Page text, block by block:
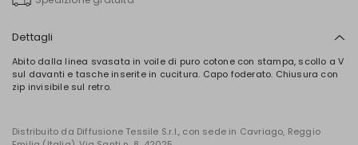
Dettagli
Abito dalla linea svasata in voile di puro cotone con stampa, scollo a V
sul davanti e tasche inserite in cucitura. Capo foderato. Chiusura con
zip invisibile sul retro.
Distribuito da Diffusione Tessile S.r.l., con sede in Cavriago, Reggio